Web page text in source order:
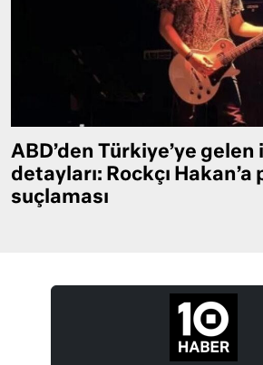
ABD’den Türkiye’ye gelen
detayları: Rockçı Hakan’a
suçlaması